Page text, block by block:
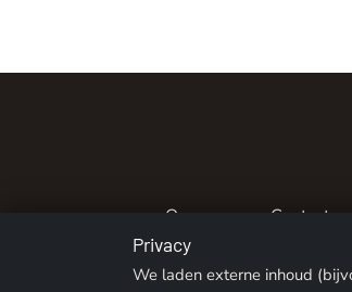
Over ons Contact
© 2026
Privacy
We laden externe inhoud